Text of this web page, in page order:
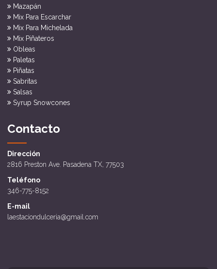
Mazapán
Mix Para Escarchar
Mix Para Michelada
Mix Piñateros
Obleas
Paletas
Piñatas
Sabritas
Salsas
Syrup Snowcones
Contacto
Dirección
2816 Preston Ave. Pasadena TX, 77503
Teléfono
346-775-8152
E-mail
laestaciondulceria@gmail.com